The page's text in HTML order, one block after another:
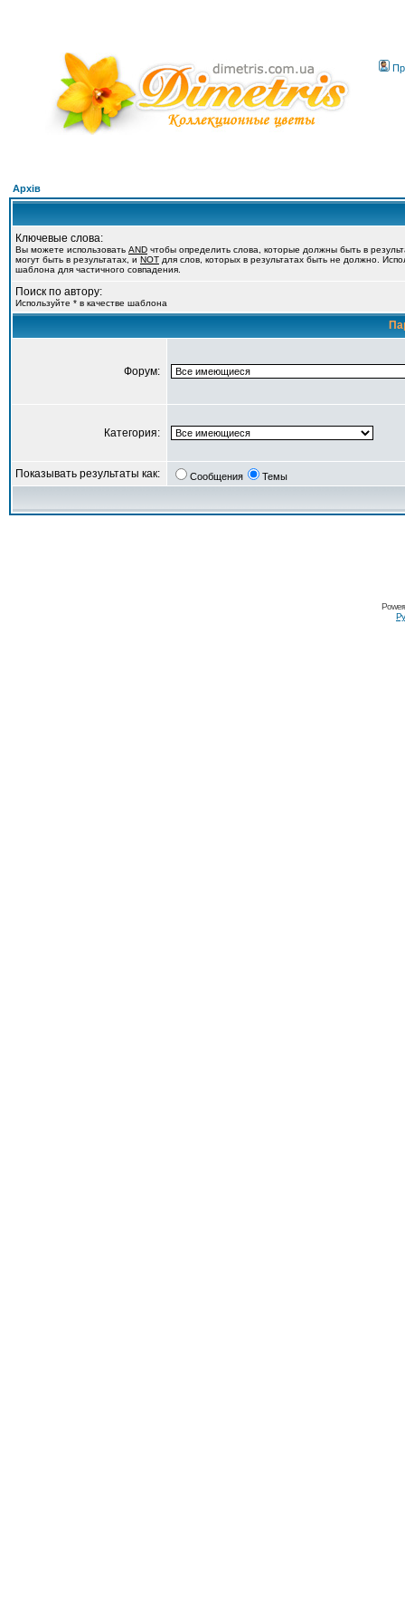
Архів
Ключевые слова:
Вы можете использовать AND чтобы определить слова, которые должны быть в
могут быть в результатах, и NOT для слов, которых в результатах быть не должно.
шаблона для частичного совпадения.
Поиск по автору:
Используйте * в качестве шаблона
Форум:
Категория:
Показывать результаты как: Сообщения Темы